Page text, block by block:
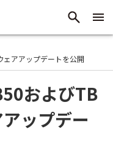
ェアアップデートを公開
およびTB
ップデー